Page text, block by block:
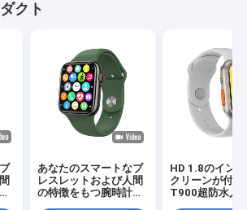
クト
あなたのスマートなブ
レスレットおよび人間
の特徴をもつ腕時計の
HD 1.8のイン
クリーンが付い
T900超防水人